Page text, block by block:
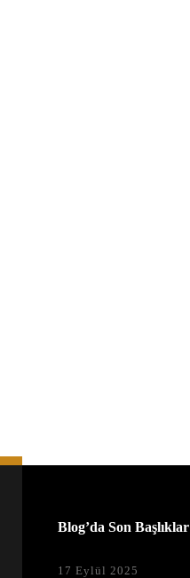
Blog’da Son Başlıklar
17 Eylül 2025